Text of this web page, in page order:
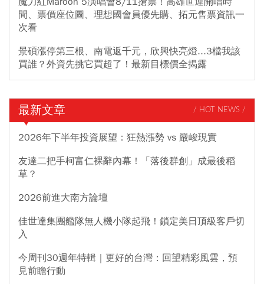
間、票價座位圖、理想國會員優先購、拓元售票資訊一
次看
景碩漲停第三根、南電返千元，欣興快亮燈...3檔我該
買誰？外資先挑它買超了！最新目標價全揭露
最新文章 / HOT NEWS /
2026年下半年投資展望：狂熱漲勢 vs 嚴峻現實
友達二把手柯富仁裸辭內幕！「落後群創」成最後稻
草？
2026前進大南方論壇
佳世達集團艦隊無人機小隊起飛！鎖定美日頂級客戶切
入
今周刊30週年特輯｜更好的台灣：回望精彩風雲，預
見前瞻行動